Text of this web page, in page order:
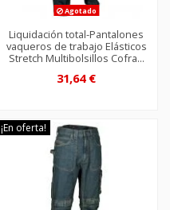
Agotado
Liquidación total-Pantalones
vaqueros de trabajo Elásticos
Stretch Multibolsillos Cofra...
31,64 €
¡En oferta!